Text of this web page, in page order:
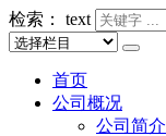
检索： text
首页
公司概况
公司简介